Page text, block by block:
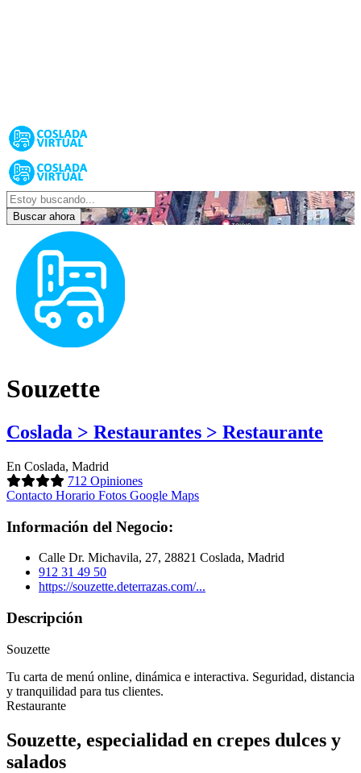
Buscar ahora
Souzette
Coslada > Restaurantes > Restaurante
En Coslada, Madrid
712 Opiniones
Contacto Horario Fotos Google Maps
Información del Negocio:
Calle Dr. Michavila, 27, 28821 Coslada, Madrid
912 31 49 50
https://souzette.deterrazas.com/...
Descripción
Souzette
Tu carta de menú online, dinámica e interactiva. Seguridad, distancia
y tranquilidad para tus clientes.
Restaurante
Souzette, especialidad en crepes dulces y
salados